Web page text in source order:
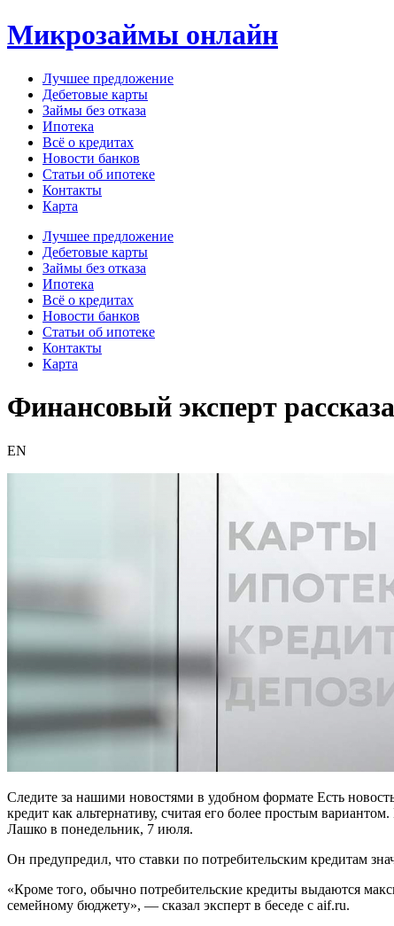
Перейти
к
Микрозаймы онлайн
Лучшее предложение
Дебетовые карты
Займы без отказа
Ипотека
Всё о кредитах
Новости банков
Статьи об ипотеке
Контакты
Карта
Меню Лучшее предложение
Дебетовые карты
Займы без отказа
Ипотека
Всё о кредитах
Новости банков
Статьи об ипотеке
Контакты
Карта
Финансовый эксперт
EN
Следите за нашими новостями в удобном формате Есть
кредит как альтернативу, считая его более простым
Лашко в понедельник, 7 июля.
Он предупредил, что ставки по потребительским кредитам
«Кроме того, обычно потребительские кредиты выдаются
семейному бюджету», — сказал эксперт в беседе с aif.ru.